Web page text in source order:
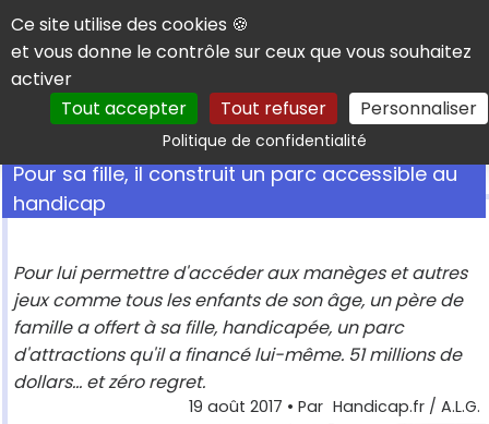
Panneau de gestion des cookies
Ce site utilise des cookies 🍪
et vous donne le contrôle sur ceux que vous souhaitez
activer
Tout accepter
Tout refuser Personnaliser
Politique de confidentialitéRechercher
Pour sa fille, il construit un parc accessible au
handicap
Pour lui permettre d'accéder aux manèges et autres
jeux comme tous les enfants de son âge, un père de
famille a offert à sa fille, handicapée, un parc
d'attractions qu'il a financé lui-même. 51 millions de
dollars... et zéro regret.
19 août 2017 • Par Handicap.fr / A.L.G.